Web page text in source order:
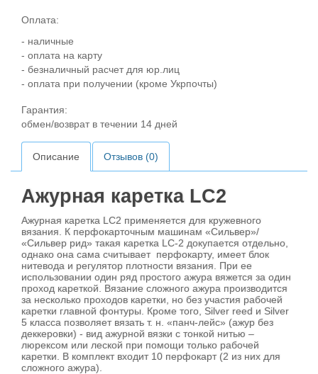
Оплата:
- наличные
- оплата на карту
- безналичный расчет для юр.лиц
- оплата при получении (кроме Укрпочты)
Гарантия:
обмен/возврат в течении 14 дней
Описание Отзывов (0)
Ажурная каретка LC2
Ажурная каретка LC2 применяется для кружевного
вязания. К перфокарточным машинам «Сильвер»/
«Сильвер рид» такая каретка LC-2 докупается отдельно,
однако она сама считывает перфокарту, имеет блок
нитевода и регулятор плотности вязания. При ее
использовании один ряд простого ажура вяжется за один
проход кареткой. Вязание сложного ажура производится
за несколько проходов каретки, но без участия рабочей
каретки главной фонтуры. Кроме того, Silver reed и Silver
5 класса позволяет вязать т. н. «панч-лейс» (ажур без
деккеровки) - вид ажурной вязки с тонкой нитью –
люрексом или леской при помощи только рабочей
каретки. В комплект входит 10 перфокарт (2 из них для
сложного ажура).